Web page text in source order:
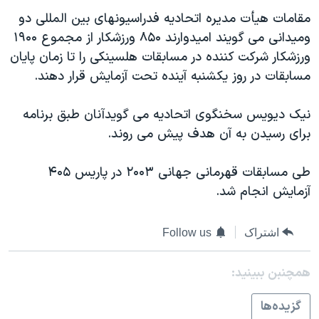
فرهنگ و زندگی
حقوق شهروندی
اقتصادی
اسرائیل در جنگ
گالری عکس
آرشیو پخش زنده
مستندها
انتخابات ریاست جمهوری آمریکا ۲۰۲۴
حمله جمهوری اسلامی به اسرائیل
ورزش زنان در ایران
اعتراضات زن، زندگی، آزادی
مجموعه مستندهای دادخواهی
تریبونال مردمی آبان ۹۸
قانون شفافیت دارائی کادر رهبری ایران
اعتراضات مردمی آبان ۹۸
دنبال کنید
زبانهای مختلف
مقامات هيأت مديره اتحاديه فدراسيونهای بين المللی دو
وميدانی می گويند اميدوارند ۸۵۰ ورزشکار از مجموع ۱۹۰۰
ورزشکار شرکت کننده در مسابقات هلسينکی را تا زمان پايان
مسابقات در روز يکشنبه آينده تحت آزمايش قرار دهند.
نيک ديويس سخنگوی اتحاديه می گويدآنان طبق برنامه
برای رسيدن به آن هدف پيش می روند.
طی مسابقات قهرمانی جهانی ۲۰۰۳ در پاريس ۴۰۵
آزمايش انجام شد.
اشتراک Follow us
همچنبن ببینید:
گزيده‌ها